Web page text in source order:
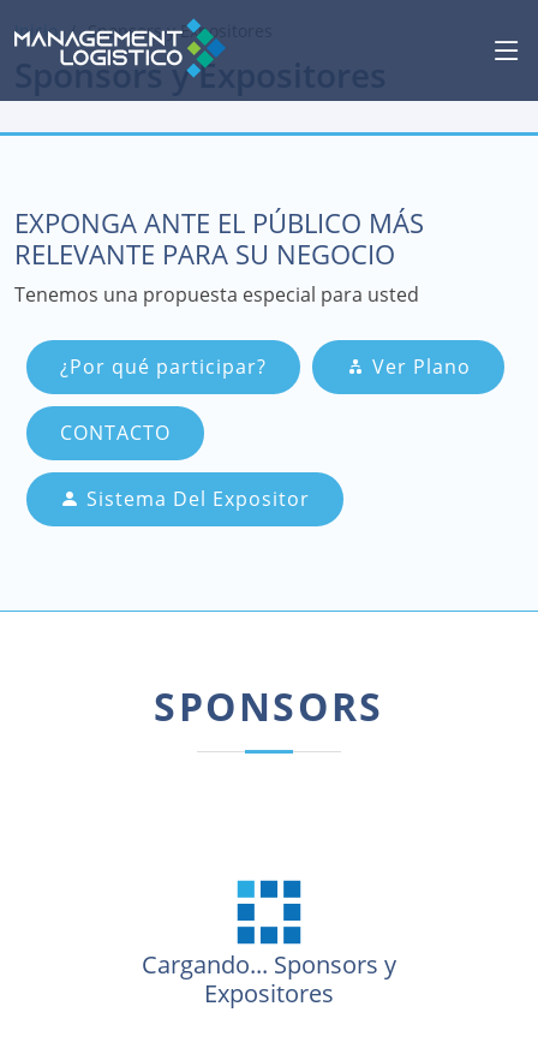
Inicio Sponsors y Expositores
Sponsors y Expositores
EXPONGA ANTE EL PÚBLICO MÁS
RELEVANTE PARA SU NEGOCIO
Tenemos una propuesta especial para usted
¿Por qué participar? Ver Plano
CONTACTO
Sistema Del Expositor
SPONSORS
Cargando... Sponsors y
Expositores